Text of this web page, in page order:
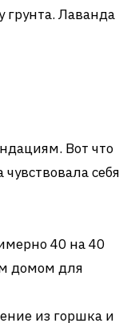
грунта. Лаванда
Вот что
себя
40 на 40
домом для
из горшка и